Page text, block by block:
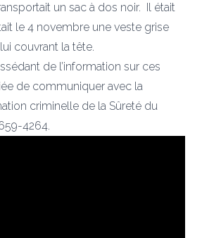
un sac à dos noir. Il était
le 4 novembre une veste grise
couvrant la tête.
de l’information sur ces
de communiquer avec la
criminelle de la Sûreté du
4264.